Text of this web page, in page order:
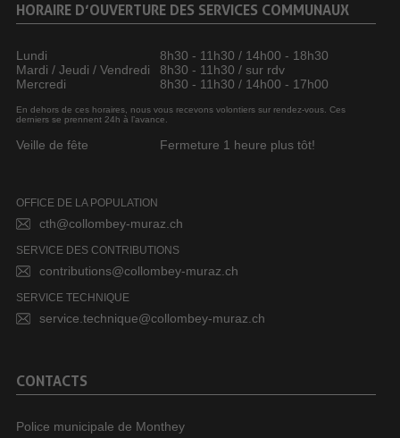
HORAIRE D’OUVERTURE DES SERVICES COMMUNAUX
Lundi
8h30 - 11h30 / 14h00 - 18h30
Mardi / Jeudi / Vendredi
8h30 - 11h30 / sur rdv
Mercredi
8h30 - 11h30 / 14h00 - 17h00
En dehors de ces horaires, nous vous recevons volontiers sur rendez-vous. Ces
derniers se prennent 24h à l’avance.
Veille de fête Fermeture 1 heure plus tôt!
OFFICE DE LA POPULATION
cth@collombey-muraz.ch
SERVICE DES CONTRIBUTIONS
contributions@collombey-muraz.ch
SERVICE TECHNIQUE
service.technique@collombey-muraz.ch
CONTACTS
Police municipale de Monthey